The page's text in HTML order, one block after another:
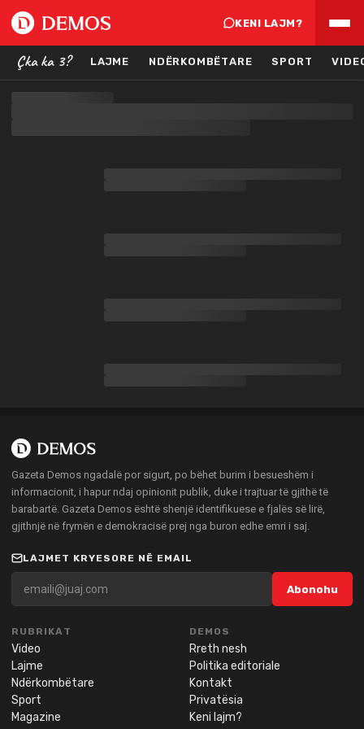
KENI LAJM?
Çka ka 3? LAJME NDËRKOMBËTARE SPORT
Gazeta Demos ngadalë por sigurt, po bëhet burim i besueshëm i
informacionit, i hapur ndaj opinionit publik, duke i trajtuar të gjithë të
barabartë. Gazeta Demos është shenjë identifikuese e fjalës së lirë,
gjithnjë në frymën e demokracisë prej nga buron edhe emri i saj.
LAJMET KRYESORE NË EMAIL
Abonohu
RUBRIKAT
Video
Lajme
Ndërkombëtare
Sport
Magazine
DEMOS
Rreth nesh
Politika editoriale
Kontakt
Privatësia
Keni lajm?